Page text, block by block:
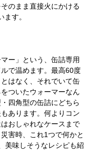
のまま直接火にかける
す。
ー」という、缶詰専用
で温めます。最高60度
はなく、それでいて缶
ついたウォーマーなん
四角型の缶詰にどちら
あります。何よりコン
おしゃれなケースまで
害時、これ1つで何かと
美味しそうなレシピも紹